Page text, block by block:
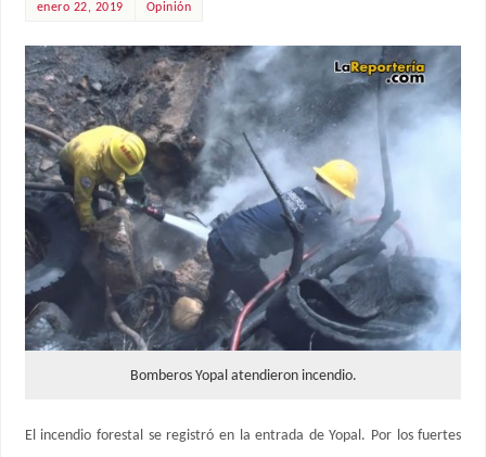
enero 22, 2019 Opinión
Bomberos Yopal atendieron incendio.
El incendio forestal se registró en la entrada de Yopal. Por los fuertes